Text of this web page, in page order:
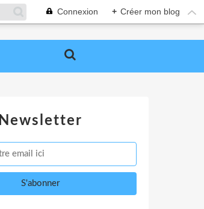
Connexion + Créer mon blog
Newsletter